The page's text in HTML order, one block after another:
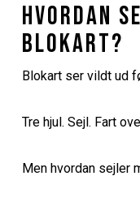
Hvordan
Blokart?
Blokart ser vildt ud
Tre hjul. Sejl. Fart
Men hvordan sejler